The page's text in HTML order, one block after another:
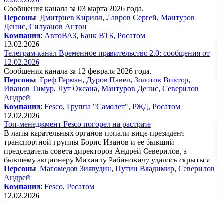
Сообщения канала за 03 марта 2026 года.
Персоны: Дмитриев Кирилл, Лавров Сергей, Мантуров
Денис, Силуанов Антон
Компании: АвтоВАЗ, Банк ВТБ, Росатом
13.02.2026
Телеграм-канал Временное правительство 2.0: сообщения от
12.02.2026
Сообщения канала за 12 февраля 2026 года.
Персоны: Греф Герман, Дуров Павел, Золотов Виктор,
Иванов Тимур, Лут Оксана, Мантуров Денис, Северилов
Андрей
Компании: Fesco, Группа "Самолет", РЖД, Росатом
12.02.2026
Топ-менеджмент Fesco погорел на растрате
В лапы карательных органов попали вице-президент
транспортной группы Борис Иванов и ее бывший
председатель совета директоров Андрей Северилов, а
бывшему акционеру Михаилу Рабиновичу удалось скрыться.
Персоны: Магомедов Зиявудин, Путин Владимир, Северилов
Андрей
Компании: Fesco, Росатом
12.02.2026